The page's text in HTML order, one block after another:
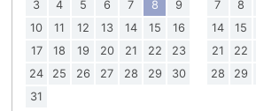
3
4 5 6 7 8
9
10
11 12 13 14 15
16
17
18 19 20 21 22
23
24
25 26 27 28 29
30
31
7
8
14
15
21
22
28
29